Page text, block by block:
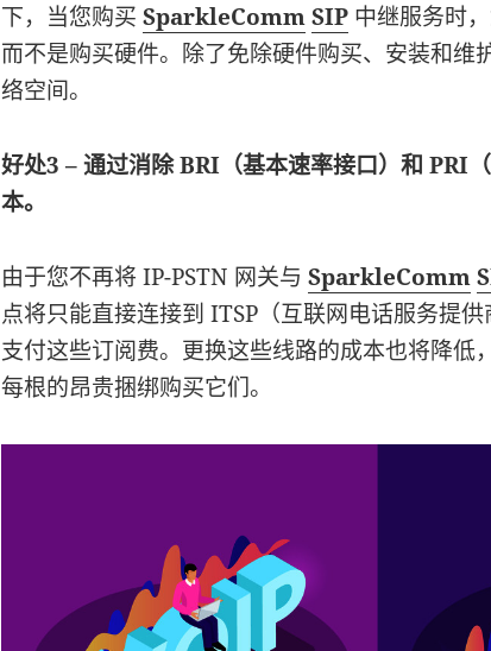
下，当您购买SparkleComm SIP 中继服务时
而不是购买硬件。除了免除硬件购买、安装和维
络空间。
好处3 – 通过消除 BRI（基本速率接口）和 PRI
本。
由于您不再将 IP-PSTN 网关与SparkleComm
点将只能直接连接到 ITSP（互联网电话服务提
支付这些订阅费。更换这些线路的成本也将降低
每根的昂贵捆绑购买它们。